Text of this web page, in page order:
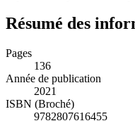
Résumé des
Pages
136
Année de publication
2021
ISBN (Broché)
9782807616455